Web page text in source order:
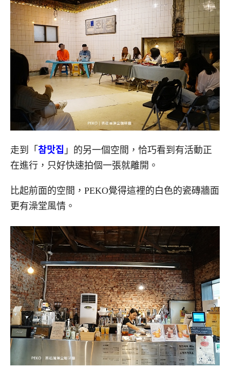
走到「 참맛집 」的另一個空間，恰巧看到有活動正
在進行，只好快速拍個一張就離開。
比起前面的空間，PEKO覺得這裡的白色的瓷磚牆面
更有澡堂風情。